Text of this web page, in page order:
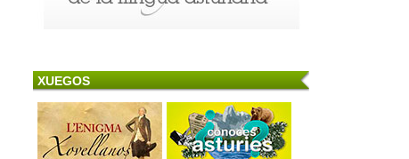
XUEGOS